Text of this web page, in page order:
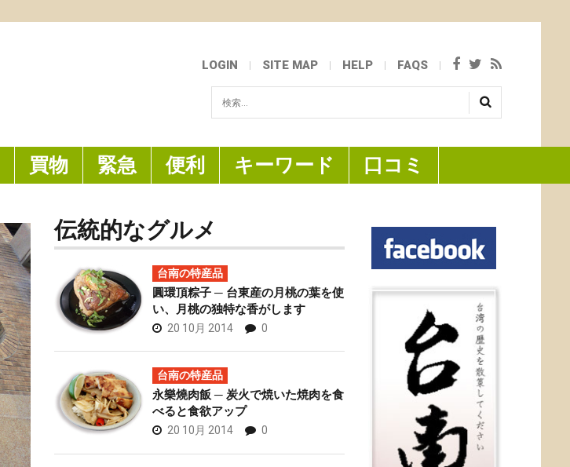
LOGIN SITE MAP HELP FAQS
索...
買物 緊急 便利 キーワード 口コミ
伝統的なグルメ
台南の特産品
圓環頂粽子 ─ 台東産の月桃の葉を使
い、月桃の独特な香がします
20 10月 2014 0
台南の特産品
永樂燒肉飯 ─ 炭火で焼いた焼肉を食
べると食欲アップ
20 10月 2014 0